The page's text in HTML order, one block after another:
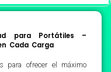
para Portátiles –
Cada Carga
para ofrecer el máximo